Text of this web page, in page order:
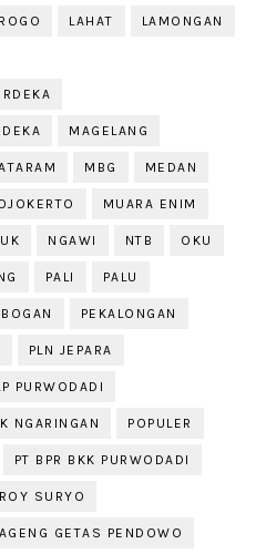
LAHAT LAMONGAN
MAGELANG
MBG MEDAN
MUARA ENIM
NGAWI NTB OKU
PALI PALU
PEKALONGAN
PLN JEPARA
PURWODADI
NGARINGAN POPULER
PT BPR BKK PURWODADI
ROY SURYO
GETAS PENDOWO